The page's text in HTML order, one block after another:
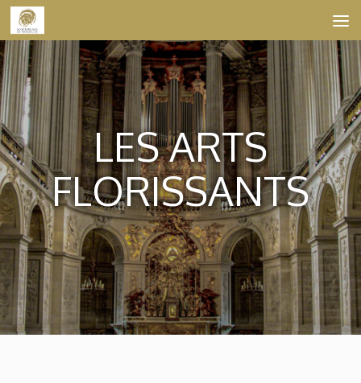
Skip to content
LES ARTS
FLORISSANTS